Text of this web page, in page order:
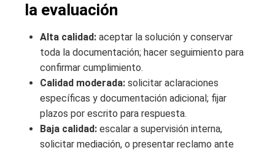
la evaluación
Alta calidad: aceptar la solución y conservar
toda la documentación; hacer seguimiento para
confirmar cumplimiento.
Calidad moderada: solicitar aclaraciones
específicas y documentación adicional; fijar
plazos por escrito para respuesta.
Baja calidad: escalar a supervisión interna,
solicitar mediación, o presentar reclamo ante